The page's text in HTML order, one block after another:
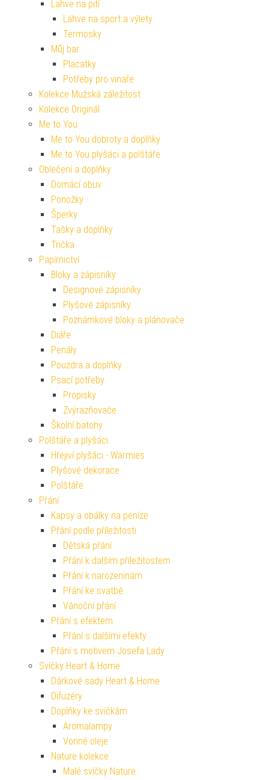
Lahve na pití
Láhve na sport a výlety
Termosky
Můj bar
Placatky
Potřeby pro vinaře
Kolekce Mužská záležitost
Kolekce Originál
Me to You
Me to You dobroty a doplňky
Me to You plyšáci a polštáře
Oblečení a doplňky
Domácí obuv
Ponožky
Šperky
Tašky a doplňky
Trička
Papírnictví
Bloky a zápisníky
Designové zápisníky
Plyšové zápisníky
Poznámkové bloky a plánovače
Diáře
Penály
Pouzdra a doplňky
Psací potřeby
Propisky
Zvýrazňovače
Školní batohy
Polštáře a plyšáci
Hřejiví plyšáci - Warmies
Plyšové dekorace
Polštáře
Přání
Kapsy a obálky na peníze
Přání podle příležitosti
Dětská přání
Přání k dalším příležitostem
Přání k narozeninám
Přání ke svatbě
Vánoční přání
Přání s efektem
Přání s dalšími efekty
Přání s motivem Josefa Lady
Svíčky Heart & Home
Dárkové sady Heart & Home
Difuzéry
Doplňky ke svíčkám
Aromalampy
Vonné oleje
Nature kolekce
Malé svíčky Nature